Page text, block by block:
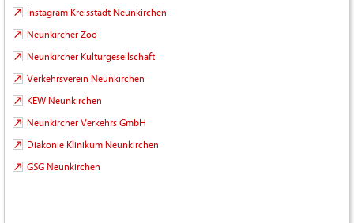
Instagram Kreisstadt Neunkirchen
Neunkircher Zoo
Neunkircher Kulturgesellschaft
Verkehrsverein Neunkirchen
KEW Neunkirchen
Neunkircher Verkehrs GmbH
Diakonie Klinikum Neunkirchen
GSG Neunkirchen